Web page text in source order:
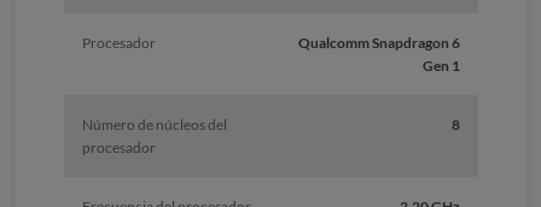
Procesador
Qualcomm Snapdragon 6
Gen 1
Número de núcleos del
procesador
8